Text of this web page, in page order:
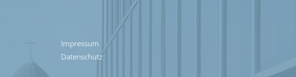
Impressum
Datenschutz